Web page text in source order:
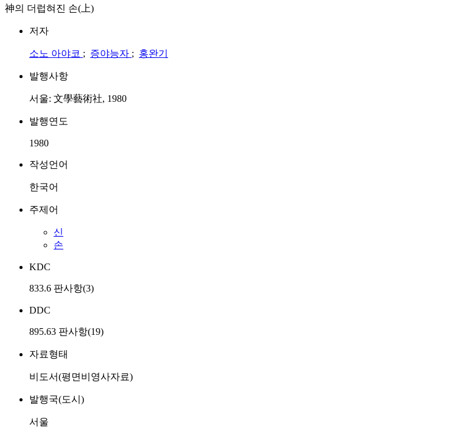
神의 더럽혀진 손(上)
저자
소노 아야코 ; 증야능자 ; 홍완기
발행사항
서울: 文學藝術社, 1980
발행연도
1980
작성언어
한국어
주제어
신
손
KDC
833.6 판사항(3)
DDC
895.63 판사항(19)
자료형태
비도서(평면비영사자료)
발행국(도시)
서울